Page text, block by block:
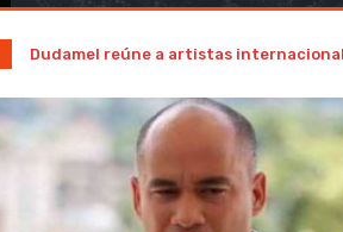
Dudamel reúne a artistas